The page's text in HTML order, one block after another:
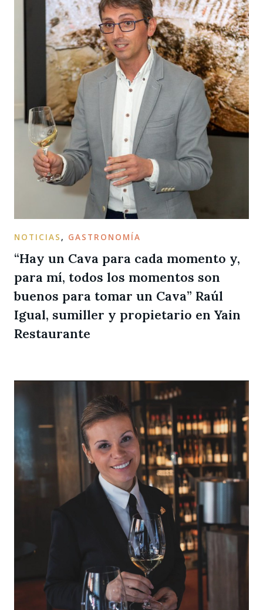
NOTICIAS , GASTRONOMÍA
“Hay un Cava para cada momento y,
para mí, todos los momentos son
buenos para tomar un Cava” Raúl
Igual, sumiller y propietario en Yain
Restaurante